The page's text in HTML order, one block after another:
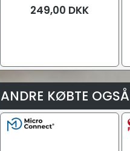
249,00 DKK
ANDRE KØBTE OGSÅ